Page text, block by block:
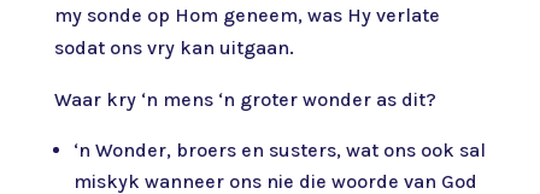
my sonde op Hom geneem, was Hy verlate
sodat ons vry kan uitgaan.
Waar kry ‘n mens ‘n groter wonder as dit?
‘n Wonder, broers en susters, wat ons ook sal
miskyk wanneer ons nie die woorde van God